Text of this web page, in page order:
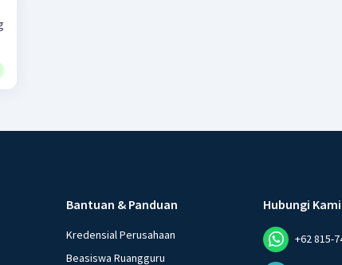
Bantuan & Panduan
Kredensial Perusahaan
Beasiswa Ruangguru
Hubungi Kami
+62 815-